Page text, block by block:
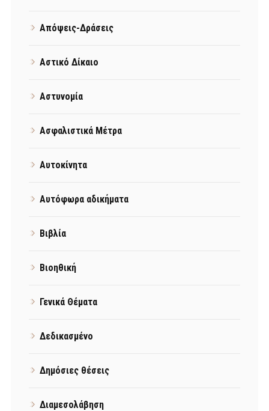
Απόψεις-Δράσεις
Αστικό Δίκαιο
Αστυνομία
Ασφαλιστικά Μέτρα
Αυτοκίνητα
Αυτόφωρα αδικήματα
Βιβλία
Βιοηθική
Γενικά Θέματα
Δεδικασμένο
Δημόσιες θέσεις
Διαμεσολάβηση